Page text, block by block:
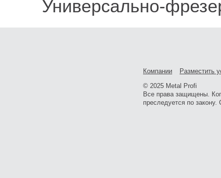
Универсально-
Компании
Разместить
© 2025 Metal Profi
Все права защищены.
преследуется по